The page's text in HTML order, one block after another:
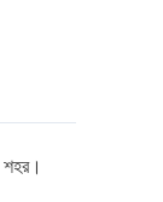
শহর।